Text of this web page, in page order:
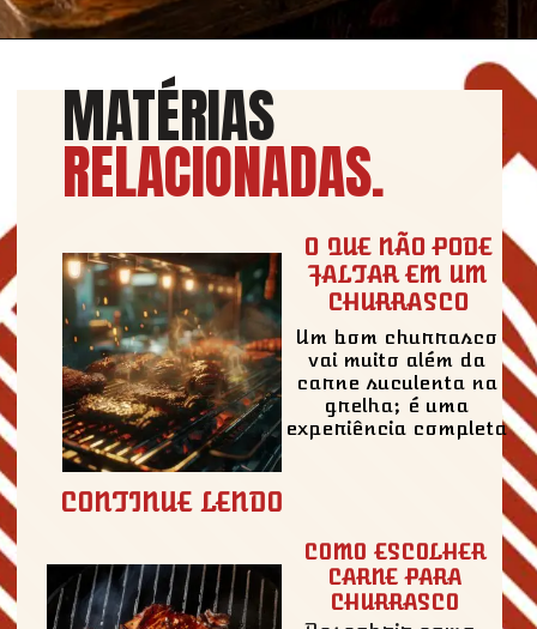
https://churrasco.coz.br/comida-de-boteco/
MATÉRIAS
RELACIONADAS.
O QUE NÃO PODE
FALTAR EM UM
CHURRASCO
Um bom churrasco
vai muito além da
carne suculenta na
grelha; é uma
experiência completa
CONTINUE LENDO
COMO ESCOLHER
CARNE PARA
CHURRASCO